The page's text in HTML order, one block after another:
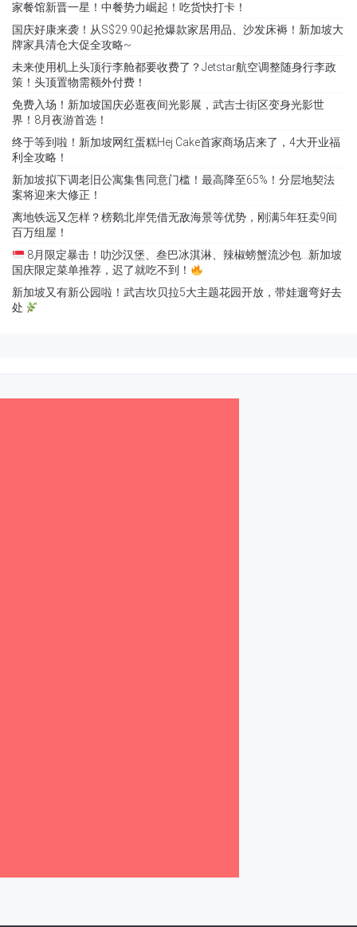
家餐馆新晋一星！中餐势力崛起！吃货快打卡！
国庆好康来袭！从S$29.90起抢爆款家居用品、沙发床褥！新加坡大
牌家具清仓大促全攻略~
未来使用机上头顶行李舱都要收费了？Jetstar航空调整随身行李政
策！头顶置物需额外付费！
免费入场！新加坡国庆必逛夜间光影展，武吉士街区变身光影世
界！8月夜游首选！
终于等到啦！新加坡网红蛋糕Hej Cake首家商场店来了，4大开业福
利全攻略！
新加坡拟下调老旧公寓集售同意门槛！最高降至65%！分层地契法
案将迎来大修正！
离地铁远又怎样？榜鹅北岸凭借无敌海景等优势，刚满5年狂卖9间
百万组屋！
8月限定暴击！叻沙汉堡、叁巴冰淇淋、辣椒螃蟹流沙包…新加坡
国庆限定菜单推荐，迟了就吃不到！
新加坡又有新公园啦！武吉坎贝拉5大主题花园开放，带娃遛弯好去
处